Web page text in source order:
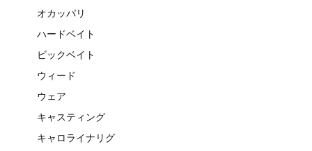
オカッパリ
ハードベイト
ビックベイト
ウィード
ウェア
キャスティング
キャロライナリグ